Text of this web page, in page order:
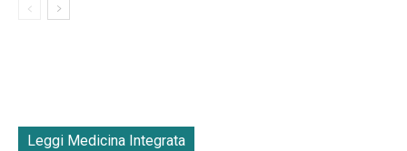
Leggi Medicina Integrata